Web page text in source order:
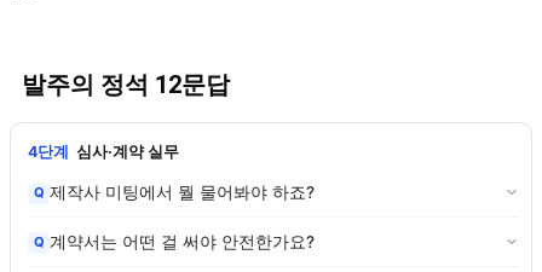
발주의 정석 12문답
4단계 심사·계약 실무
Q 제작사 미팅에서 뭘 물어봐야 하죠?
Q 계약서는 어떤 걸 써야 안전한가요?